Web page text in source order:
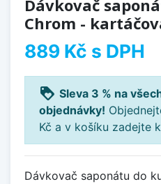
Dávkovač
Chrom -
889 Kč s DPH
loyalty Sleva 3 % na
objednávky!
Kč a v košíku zadejte
Dávkovač saponátu do